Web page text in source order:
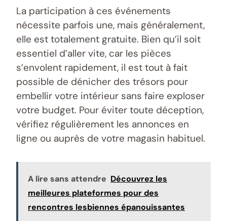
La participation à ces événements
nécessite parfois une, mais généralement,
elle est totalement gratuite. Bien qu’il soit
essentiel d’aller vite, car les pièces
s’envolent rapidement, il est tout à fait
possible de dénicher des trésors pour
embellir votre intérieur sans faire exploser
votre budget. Pour éviter toute déception,
vérifiez régulièrement les annonces en
ligne ou auprès de votre magasin habituel.
A lire sans attendre Découvrez les
meilleures plateformes pour des
rencontres lesbiennes épanouissantes